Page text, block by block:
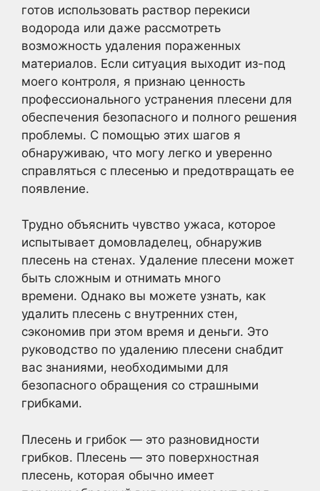
готов использовать раствор перекиси
водорода или даже рассмотреть
возможность удаления пораженных
материалов. Если ситуация выходит из-под
моего контроля, я признаю ценность
профессионального устранения плесени для
обеспечения безопасного и полного решения
проблемы. С помощью этих шагов я
обнаруживаю, что могу легко и уверенно
справляться с плесенью и предотвращать ее
появление.
Трудно объяснить чувство ужаса, которое
испытывает домовладелец, обнаружив
плесень на стенах. Удаление плесени может
быть сложным и отнимать много
времени. Однако вы можете узнать, как
удалить плесень с внутренних стен,
сэкономив при этом время и деньги. Это
руководство по удалению плесени снабдит
вас знаниями, необходимыми для
безопасного обращения со страшными
грибками.
Плесень и грибок — это разновидности
грибков. Плесень — это поверхностная
плесень, которая обычно имеет